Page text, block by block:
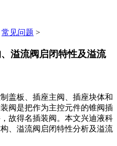
常见问题 >
溢流阀启闭特性及溢流
盖板、插座主阀、插座块体和
阀是把作为主控元件的锥阀插
故得名插装阀。本文兴迪液科
、溢流阀启闭特性分析及溢流